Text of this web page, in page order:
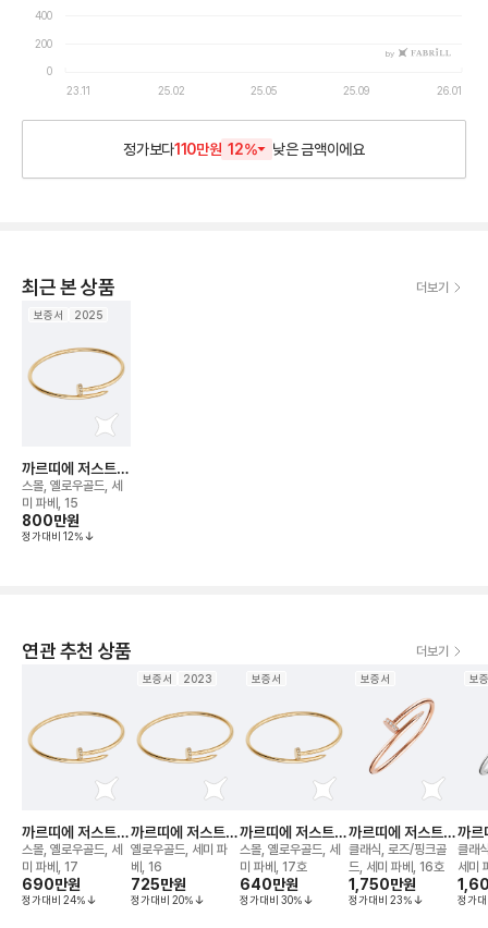
0
200
400
23.11 25.02 25.05 25.09 26.01
by
정가보다110만원 12% 낮은금액이에요
최근 본 상품 더보기
보증서 2025
까르띠에 저스트
앵 끌루 브레이슬
릿
스몰, 옐로우골드, 세
미 파베, 15
800만원
정가대비 12%
연관 추천 상품 더보기
까르띠에 저스트
앵 끌루 브레이슬
릿
스몰, 옐로우골드, 세
미 파베, 17
690만원
정가대비 24%
보증서 2023
까르띠에 저스트
앵 끌루 브레이슬
릿
옐로우골드, 세미 파
베, 16
725만원
정가대비 20%
보증서
까르띠에 저스트
앵 끌루 브레이슬
릿
스몰, 옐로우골드, 세
미 파베, 17호
640만원
정가대비 30%
보증서
까르띠에 저스트
앵 끌루 브레이슬
릿
클래식, 로즈/핑크골
드, 세미 파베, 16호
1,750만원
정가대비 23%
보
까르
앵
릿
클래
세미
정가